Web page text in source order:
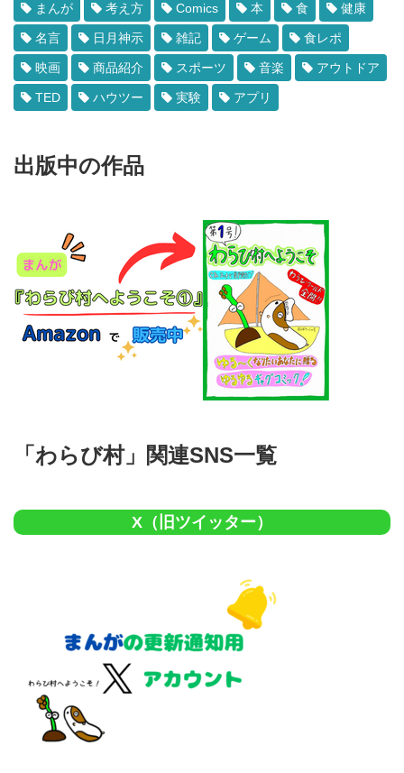
まんが 考え方 Comics 本 食 健康
名言 日月神示 雑記 ゲーム 食レポ
映画 商品紹介 スポーツ 音楽 アウトドア
TED ハウツー 実験 アプリ
出版中の作品
「わらび村」関連SNS一覧
X（旧ツイッター）